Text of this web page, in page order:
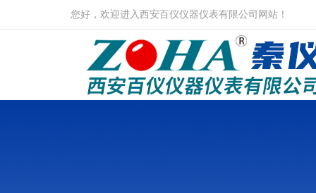
您好，欢迎进入西安百仪仪器仪表有限公司网站！